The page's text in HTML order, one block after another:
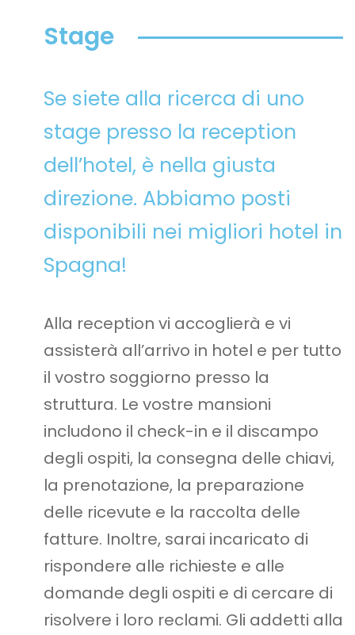
Stage
Se siete alla ricerca di uno
stage presso la reception
dell’hotel, è nella giusta
direzione. Abbiamo posti
disponibili nei migliori hotel in
Spagna!
Alla reception vi accoglierà e vi
assisterà all’arrivo in hotel e per tutto
il vostro soggiorno presso la
struttura. Le vostre mansioni
includono il check-in e il discampo
degli ospiti, la consegna delle chiavi,
la prenotazione, la preparazione
delle ricevute e la raccolta delle
fatture. Inoltre, sarai incaricato di
rispondere alle richieste e alle
domande degli ospiti e di cercare di
risolvere i loro reclami. Gli addetti alla